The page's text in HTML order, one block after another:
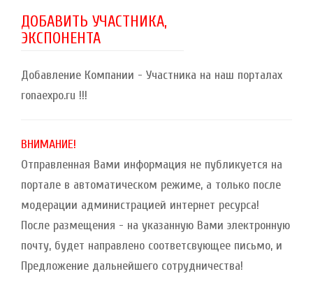
ДОБАВИТЬ УЧАСТНИКА,
ЭКСПОНЕНТА
Добавление Компании - Участника на наш порталах
ronaexpo.ru !!!
ВНИМАНИЕ!
Отправленная Вами информация не публикуется на
портале в автоматическом режиме, а только после
модерации администрацией интернет ресурса!
После размещения - на указанную Вами электронную
почту, будет направлено соответсвующее письмо, и
Предложение дальнейшего сотрудничества!